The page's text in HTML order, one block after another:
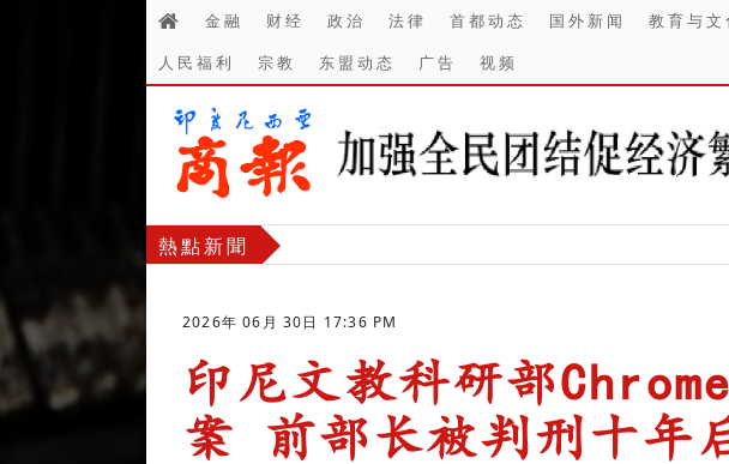
金融 财经 政治 法律 首都动态 国外新闻 教育与文
人民福利
宗教 东盟动态 广告 视频
熱點新聞
2026年 06月 30日 17:36 PM
印尼文教科研部
案 前部长被判刑十年